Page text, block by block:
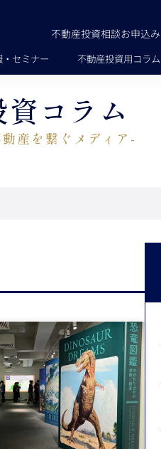
不動産投資相談お申込み
セミナー 不動産投資用コラム
コラム
産を繋ぐメディア-